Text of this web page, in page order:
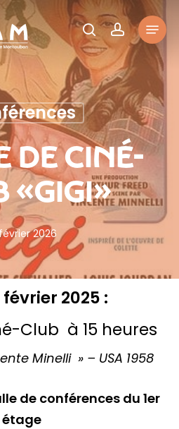
rechercher
account
Menu
De Ciné-
«Gigi»
2026
février 2025 :
Club à 15 heures
Minelli » – USA 1958
de conférences du 1er
étage